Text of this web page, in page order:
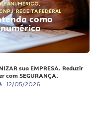
,
,RECEITA FEDERAL
como
sua EMPRESA. Reduzir
com SEGURANÇA.
12/05/2026